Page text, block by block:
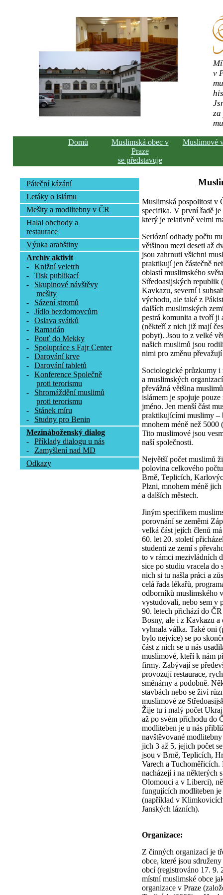
v
Domů
Muslimská obec v
Praze
se představuje
Muslimové
Páteční kázání
Letáky o islámu
Mešity a modlitebny v ČR
Halal obchody a
restaurace
Výuka arabštiny
Archív aktivit
-
Knižní veletrh
-
Tisk publikací
-
Skupinové návštěvy
mešity
-
Sázení stromů
-
Jídlo bezdomovcům
-
Oslava svátků
-
Ramadán
-
Pouť do Mekky
-
Spolupráce s Fajr Center
-
Darování krve
-
Darování tabletů
-
Konference Společně
proti terorismu
-
Shromáždění muslimů
proti terorismu
-
Stánek míru
-
Studny pro Benin
Mezináboženský dialog
-
Příklady dialogu u nás
-
Zamyšlení nad MD
Odkazy
Muslimská pospolitost v
specifika. V první řadě je
který je relativně velmi
Seriózní odhady počtu
většinou mezi deseti až
jsou zahrnuti všichni
praktikují jen částečně
oblastí muslimského
Středoasijských republik
Kavkazu, severní i
východu, ale také z
dalších muslimských
pestrá komunita a tvoří ji
(někteří z nich již mají
pobyt). Jsou to z velké
našich muslimů jsou
nimi pro změnu převažují
Sociologické průzkumy i
a muslimských
převážná většina
islámem je spojuje
jméno. Jen menší část
praktikujícími muslimy –
mnohem méně než
Tito muslimové jsou
naší společnosti.
Největší počet muslimů
polovina celkového
Brně, Teplicích,
Plzni, mnohem méně
a dalších městech.
Jiným specifikem
porovnání se zeměmi
velká část jejích členů
60. let 20. století
studenti ze zemí s
to v rámci mezivládních
sice po studiu vracela do
nich si tu našla práci a
celá řada lékařů,
odborníků muslimského
vystudovali, nebo sem v
90. letech přichází do
Bosny, ale i z Kavkazu a
vyhnala válka. Také oni
bylo nejvíce) se po
část z nich se u nás
muslimové, kteří k nám
firmy. Zabývají se
provozují restaurace,
směnárny a podobně.
stavbách nebo se živí
muslimové ze
Žije tu i malý počet
až po svém příchodu do
modliteben je u nás
navštěvované
jich 3 až 5, jejich počet
jsou v Brně, Teplicích,
Varech a
nacházejí i na některých
Olomouci a v Liberci),
fungujících modliteben
(například v
Janských lázních).
Organizace:
Z činných organizací je
obce, které jsou
obcí (registrováno 17. 9.
místní muslimské obce
organizace v Praze